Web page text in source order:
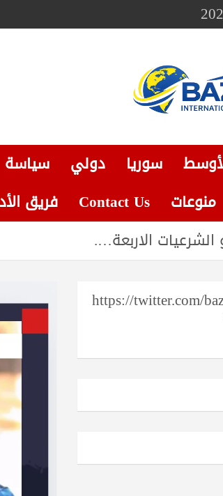
سوريا دولي سياسة
منوعات Contact Us فريق
الاربعة….
https://twitter.com/